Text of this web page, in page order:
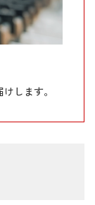
株上昇持続の
投資家の日本
します。